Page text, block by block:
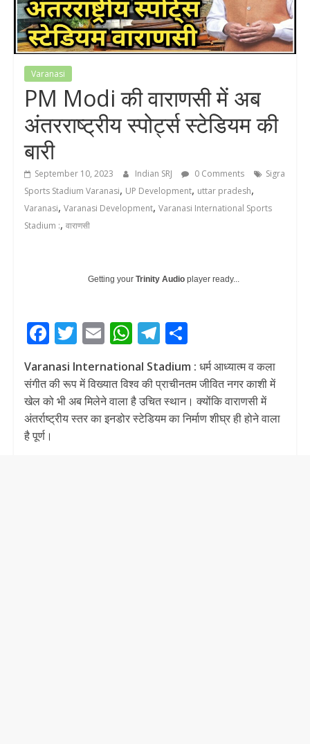
Varanasi
PM Modi की वाराणसी में अब
अंतरराष्ट्रीय स्पोर्ट्स स्टेडियम की
बारी
September 10, 2023 Indian SRJ 0 Comments
Sigra
Sports Stadium Varanasi, UP Development, uttar pradesh,
Varanasi, Varanasi Development, Varanasi International Sports
Stadium :, वाराणसी
Getting your Trinity Audioplayer ready...
F
ac
e
b
o
o
T
w
itt
er
E
m
ai
l
W
h
at
s
A
T
el
e
gr
a
S
ar
e
Varanasi International Stadium : धर्म आध्यात्म व कला
संगीत की रूप में विख्यात विश्व की प्राचीनतम जीवित नगर काशी में
खेल को भी अब मिलेने वाला है उचित स्थान। क्योंकि वाराणसी में
अंतर्राष्ट्रीय स्तर का इनडोर स्टेडियम का निर्माण शीघ्र ही होने वाला
है पूर्ण।